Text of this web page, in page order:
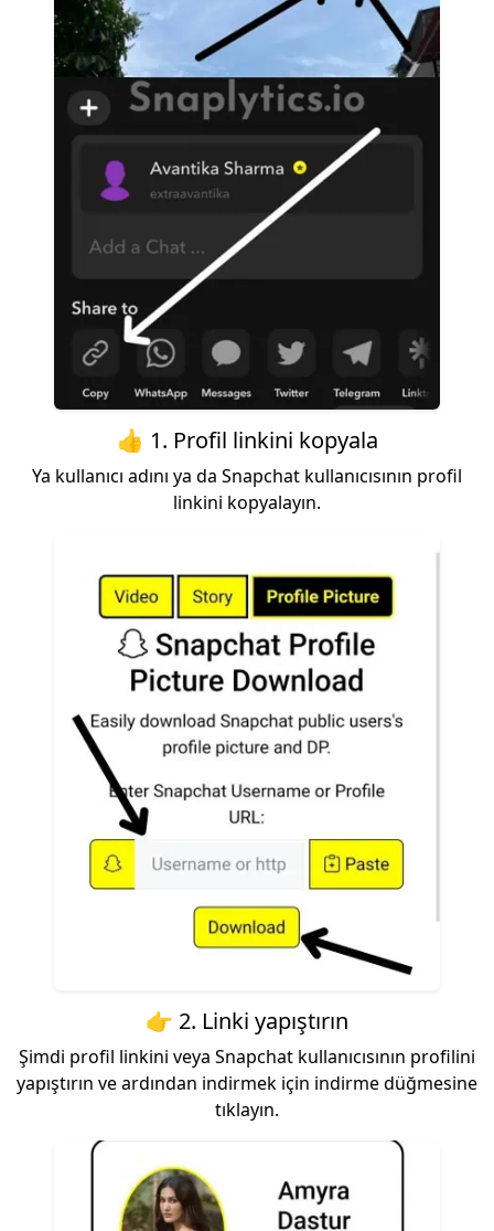
👍 1. Profil linkini kopyala
Ya kullanıcı adını ya da Snapchat kullanıcısının profil
linkini kopyalayın.
👉 2. Linki yapıştırın
Şimdi profil linkini veya Snapchat kullanıcısının profilini
yapıştırın ve ardından indirmek için indirme düğmesine
tıklayın.